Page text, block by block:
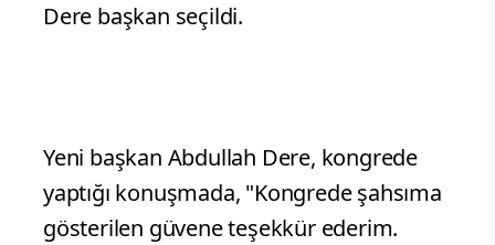
Dere başkan seçildi.
Yeni başkan Abdullah Dere, kongrede
yaptığı konuşmada, "Kongrede şahsıma
gösterilen güvene teşekkür ederim.